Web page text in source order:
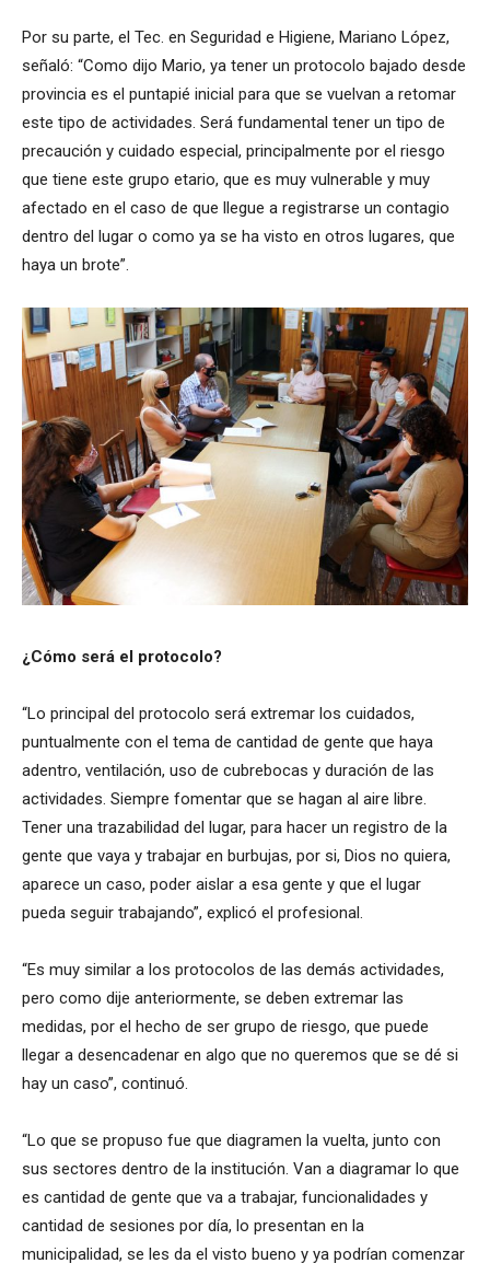
Por su parte, el Tec. en Seguridad e Higiene, Mariano López,
señaló: “Como dijo Mario, ya tener un protocolo bajado desde
provincia es el puntapié inicial para que se vuelvan a retomar
este tipo de actividades. Será fundamental tener un tipo de
precaución y cuidado especial, principalmente por el riesgo
que tiene este grupo etario, que es muy vulnerable y muy
afectado en el caso de que llegue a registrarse un contagio
dentro del lugar o como ya se ha visto en otros lugares, que
haya un brote”.
¿Cómo será el protocolo?
“Lo principal del protocolo será extremar los cuidados,
puntualmente con el tema de cantidad de gente que haya
adentro, ventilación, uso de cubrebocas y duración de las
actividades. Siempre fomentar que se hagan al aire libre.
Tener una trazabilidad del lugar, para hacer un registro de la
gente que vaya y trabajar en burbujas, por si, Dios no quiera,
aparece un caso, poder aislar a esa gente y que el lugar
pueda seguir trabajando”, explicó el profesional.
“Es muy similar a los protocolos de las demás actividades,
pero como dije anteriormente, se deben extremar las
medidas, por el hecho de ser grupo de riesgo, que puede
llegar a desencadenar en algo que no queremos que se dé si
hay un caso”, continuó.
“Lo que se propuso fue que diagramen la vuelta, junto con
sus sectores dentro de la institución. Van a diagramar lo que
es cantidad de gente que va a trabajar, funcionalidades y
cantidad de sesiones por día, lo presentan en la
municipalidad, se les da el visto bueno y ya podrían comenzar